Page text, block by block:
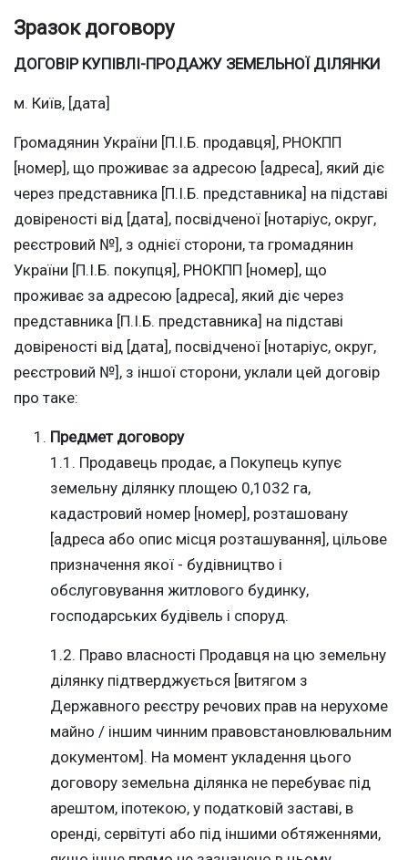
Зразок договору
ДОГОВІР КУПІВЛІ-ПРОДАЖУ ЗЕМЕЛЬНОЇ ДІЛЯНКИ
м. Київ, [дата]
Громадянин України [П.І.Б. продавця], РНОКПП
[номер], що проживає за адресою [адреса], який діє
через представника [П.І.Б. представника] на підставі
довіреності від [дата], посвідченої [нотаріус, округ,
реєстровий №], з однієї сторони, та громадянин
України [П.І.Б. покупця], РНОКПП [номер], що
проживає за адресою [адреса], який діє через
представника [П.І.Б. представника] на підставі
довіреності від [дата], посвідченої [нотаріус, округ,
реєстровий №], з іншої сторони, уклали цей договір
про таке:
Предмет договору
1.1. Продавець продає, а Покупець купує
земельну ділянку площею 0,1032 га,
кадастровий номер [номер], розташовану
[адреса або опис місця розташування], цільове
призначення якої - будівництво і
обслуговування житлового будинку,
господарських будівель і споруд.
1.2. Право власності Продавця на цю земельну
ділянку підтверджується [витягом з
Державного реєстру речових прав на нерухоме
майно / іншим чинним правовстановлювальним
документом]. На момент укладення цього
договору земельна ділянка не перебуває під
арештом, іпотекою, у податковій заставі, в
оренді, сервітуті або під іншими обтяженнями,